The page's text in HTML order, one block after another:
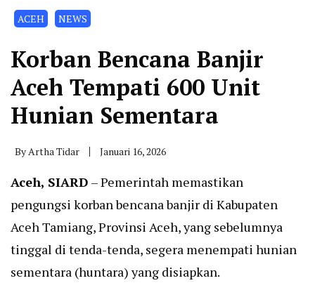
ACEH NEWS
Korban Bencana Banjir
Aceh Tempati 600 Unit
Hunian Sementara
ByArtha Tidar Januari 16, 2026
Aceh, SIARD – Pemerintah memastikan
pengungsi korban bencana banjir di Kabupaten
Aceh Tamiang, Provinsi Aceh, yang sebelumnya
tinggal di tenda-tenda, segera menempati hunian
sementara (huntara) yang disiapkan.